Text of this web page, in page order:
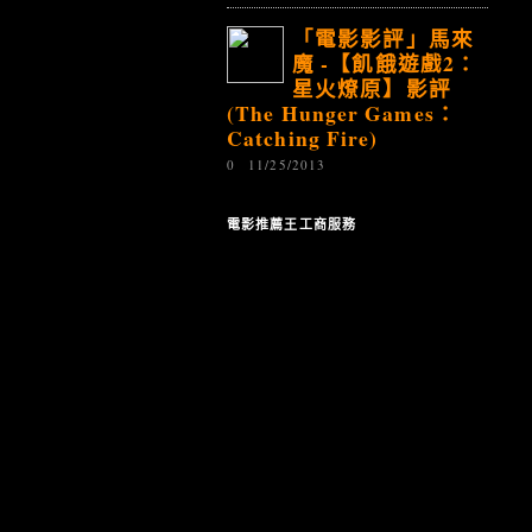
「電影影評」馬來
魔 -【飢餓遊戲2：
星火燎原】影評
(The Hunger Games：
Catching Fire)
0 11/25/2013
電影推薦王工商服務